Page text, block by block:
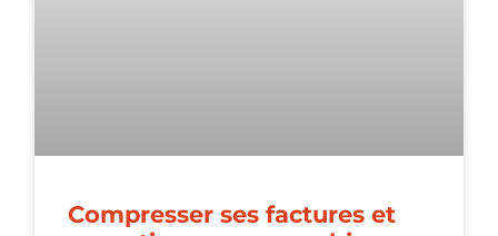
Compresser ses factures et